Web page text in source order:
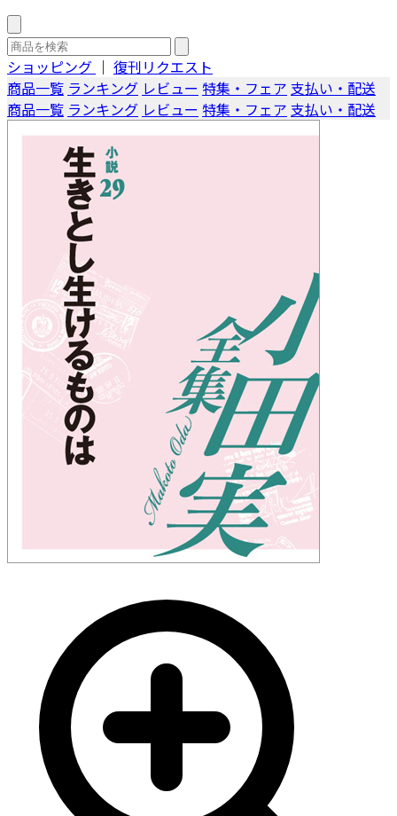
ショッピング ｜ 復刊リクエスト
商品一覧 ランキング レビュー 特集・フェア 支払い・配送
商品一覧 ランキング レビュー 特集・フェア 支払い・配送